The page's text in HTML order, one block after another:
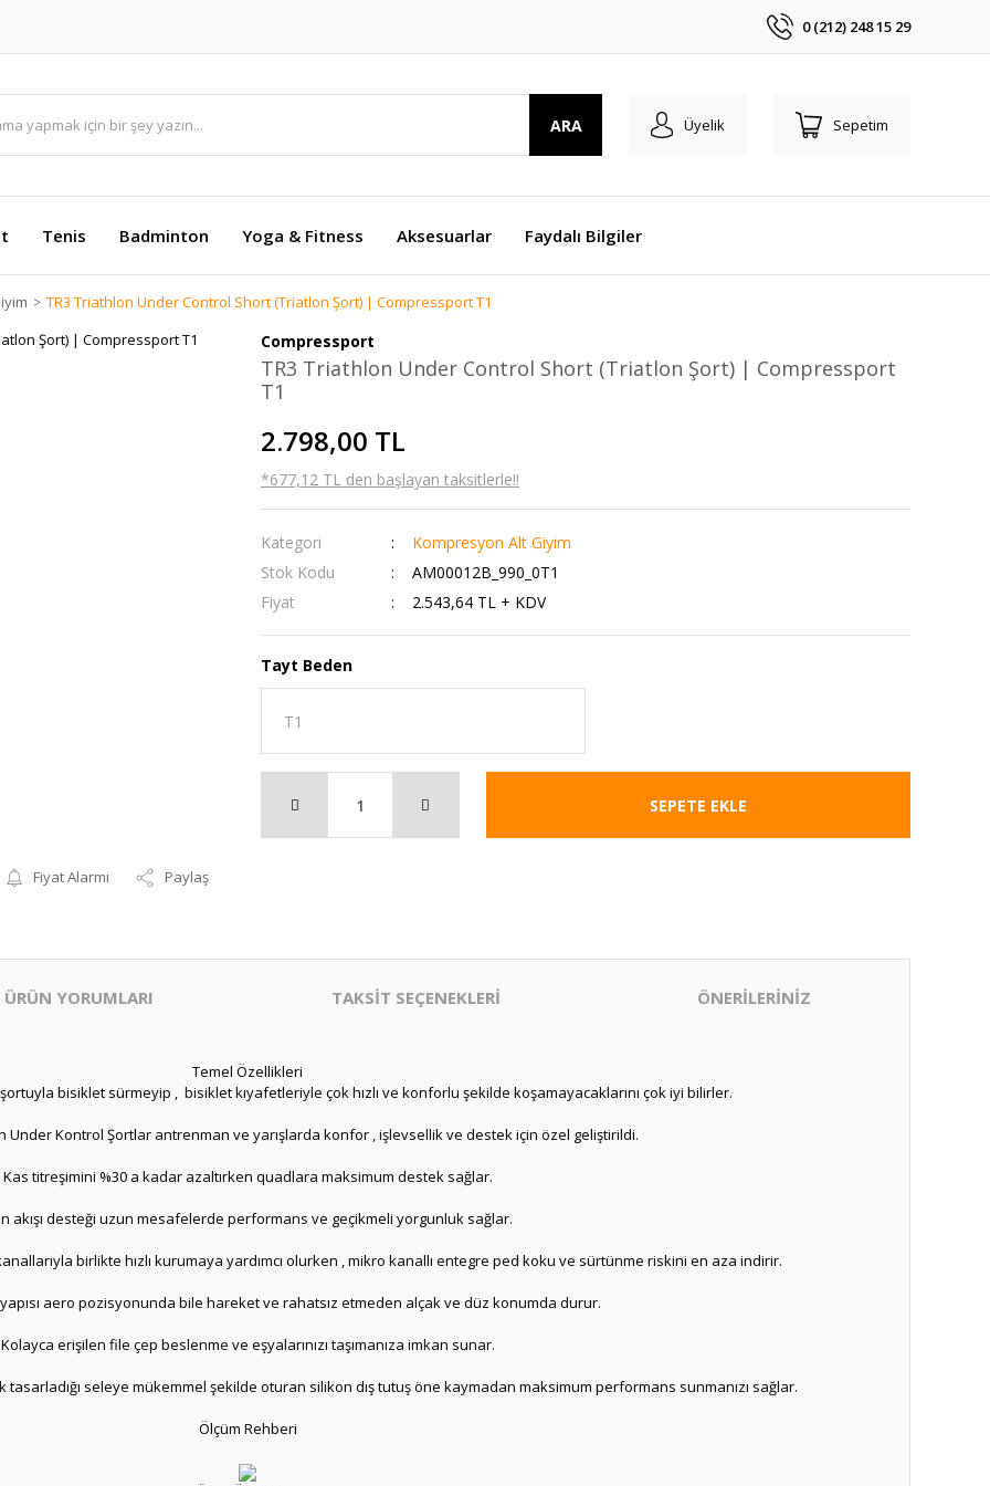
0 (212) 248 15 29
ARA Üyelik Sepetim
Tenis Badminton Yoga & Fitness Aksesuarlar Faydalı Bilgiler
TR3 Triathlon Under Control Short (Triatlon Şort) | Compressport T1
Fiyat Alarmı Paylaş
Compressport
TR3 Triathlon Under Control Short (Triatlon Şort) | Compressport
T1
2.798,00 TL
*677,12 TL den başlayan taksitlerle!!
Kategori
Kompresyon Alt Giyim
Stok Kodu
AM00012B_990_0T1
Fiyat
2.543,64 TL + KDV
Tayt Beden
SEPETE EKLE
ÜRÜN YORUMLARI TAKSİT SEÇENEKLERİ ÖNERİLERİNİZ
Temel Özellikleri
bisiklet sürmeyip , bisiklet kıyafetleriyle çok hızlı ve konforlu şekilde koşamayacaklarını çok iyi bilirler.
Under Kontrol Şortlar antrenman ve yarışlarda konfor , işlevsellik ve destek için özel geliştirildi.
Kas titreşimini %30 a kadar azaltırken quadlara maksimum destek sağlar.
akışı desteği uzun mesafelerde performans ve geçikmeli yorgunluk sağlar.
birlikte hızlı kurumaya yardımcı olurken , mikro kanallı entegre ped koku ve sürtünme riskini en aza indirir.
aero pozisyonunda bile hareket ve rahatsız etmeden alçak ve düz konumda durur.
Kolayca erişilen file çep beslenme ve eşyalarınızı taşımanıza imkan sunar.
seleye mükemmel şekilde oturan silikon dış tutuş öne kaymadan maksimum performans sunmanızı sağlar.
Ölçüm Rehberi